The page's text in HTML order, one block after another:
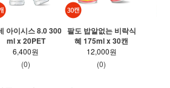
아이시스 8.0 300
ml x 20PET
6,400원
(0)
팔도 밥알없는 비락식
혜 175ml x 30캔
12,000원
(0)